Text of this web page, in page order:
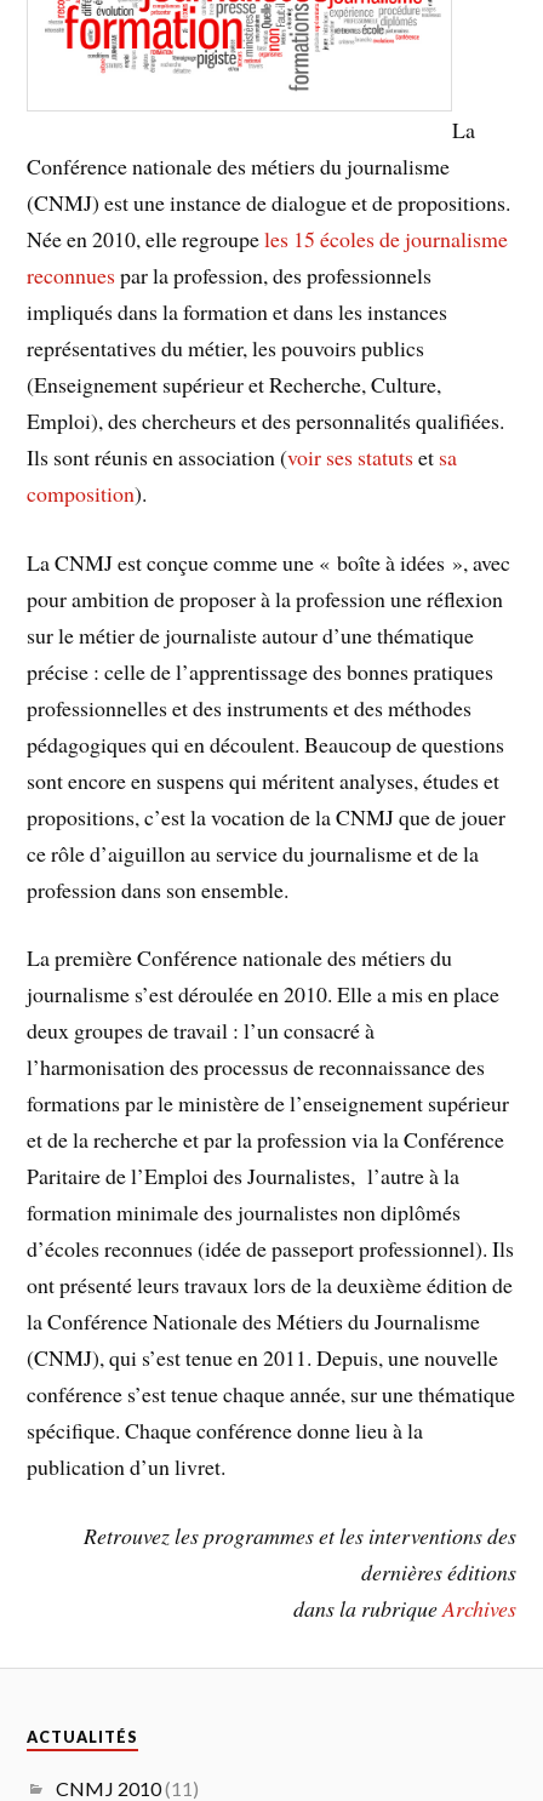
La
Conférence nationale des métiers du journalisme
(CNMJ) est une instance de dialogue et de propositions.
Née en 2010, elle regroupeles 15 écoles de journalisme
reconnues par la profession, des professionnels
impliqués dans la formation et dans les instances
représentatives du métier, les pouvoirs publics
(Enseignement supérieur et Recherche, Culture,
Emploi), des chercheurs et des personnalités qualifiées.
Ils sont réunis en association (voir ses statuts et sa
composition).
La CNMJ est conçue comme une « boîte à idées », avec
pour ambition de proposer à la profession une réflexion
sur le métier de journaliste autour d’une thématique
précise : celle de l’apprentissage des bonnes pratiques
professionnelles et des instruments et des méthodes
pédagogiques qui en découlent. Beaucoup de questions
sont encore en suspens qui méritent analyses, études et
propositions, c’est la vocation de la CNMJ que de jouer
ce rôle d’aiguillon au service du journalisme et de la
profession dans son ensemble.
La première Conférence nationale des métiers du
journalisme s’est déroulée en 2010. Elle a mis en place
deux groupes de travail : l’un consacré à
l’harmonisation des processus de reconnaissance des
formations par le ministère de l’enseignement supérieur
et de la recherche et par la profession via la Conférence
Paritaire de l’Emploi des Journalistes, l’autre à la
formation minimale des journalistes non diplômés
d’écoles reconnues (idée de passeport professionnel). Ils
ont présenté leurs travaux lors de la deuxième édition de
la Conférence Nationale des Métiers du Journalisme
(CNMJ), qui s’est tenue en 2011. Depuis, une nouvelle
conférence s’est tenue chaque année, sur une thématique
spécifique. Chaque conférence donne lieu à la
publication d’un livret.
Retrouvez les programmes et les interventions des
dernières éditions
dans la rubriqueArchives
ACTUALITÉS
CNMJ 2010(11)